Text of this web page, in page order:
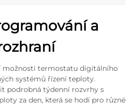
a
možnosti termostatu digitálního
systémů řízení teploty.
podrobná týdenní rozvrhy s
za den, která se hodí pro různé